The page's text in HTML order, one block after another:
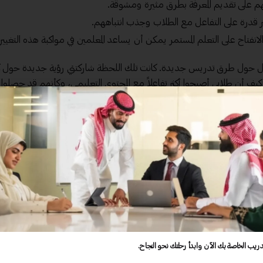
على تقديم المعرفة بطرق مثيرة ومشوقة.
قدرة على التفاعل مع الطلاب وجذب انتباههم.
على التعلم المستمر يمكن أن يساعد المعلمين في مواكبة هذه
حول طرق تدريس جديدة. كانت تلك اللحظة شاركتني رؤية جديدة حول
طلابي أصبحوا أكثر تفاعلاً مع المحتوى التعليمي، وكأنهم قد
الناجحة.
الخاصة بك الآن وابدأ رحلتك نحو النجاح.